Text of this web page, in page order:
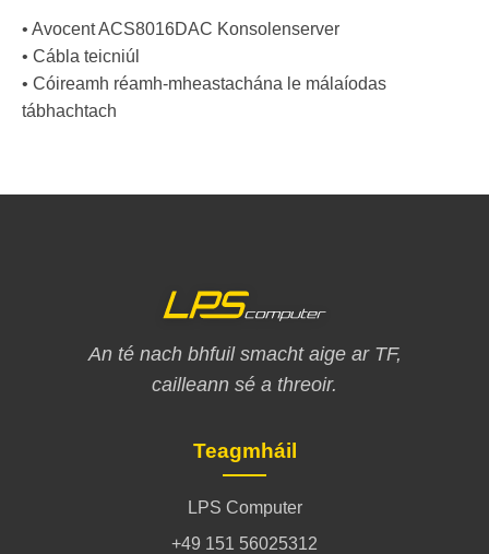
• Avocent ACS8016DAC Konsolenserver
• Cábla teicniúl
• Cóireamh réamh-mheastachána le málaíodas
tábhachtach
An té nach bhfuil smacht aige ar TF,
cailleann sé a threoir.
Teagmháil
LPS Computer
+49 151 56025312